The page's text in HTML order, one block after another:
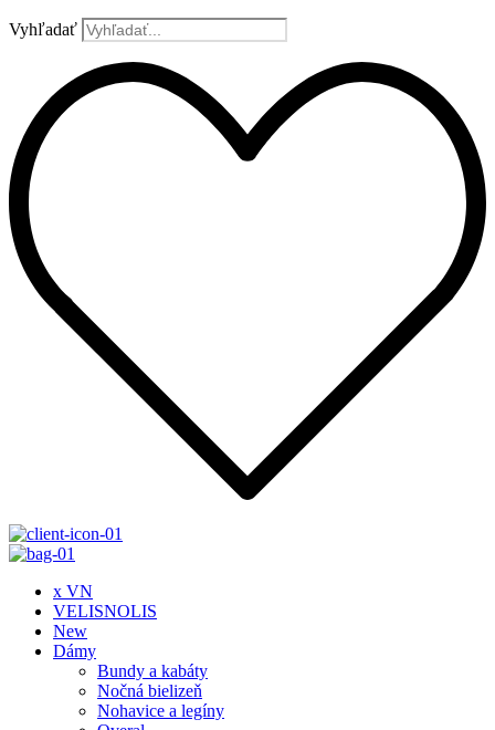
Vyhľadať
x VN
VELISNOLIS
New
Dámy
Bundy a kabáty
Nočná bielizeň
Nohavice a legíny